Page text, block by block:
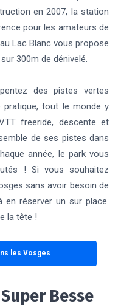
en 2007, la station
pour les amateurs de
Lac Blanc vous propose
300m de dénivelé.
des pistes vertes
pratique, tout le monde y
freeride, descente et
de ses pistes dans
année, le park vous
! Si vous souhaitez
sans avoir besoin de
en réserver un sur place.
la tête !
les Vosges
Besse